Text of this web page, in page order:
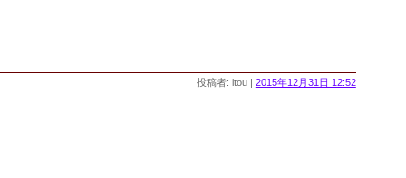
投稿者: itou | 2015年12月31日 12:52